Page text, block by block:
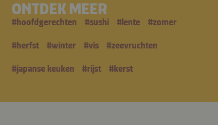
ONTDEK MEER
#hoofdgerechten #sushi #lente #zomer
#herfst #winter #vis #zeevruchten
#japanse keuken #rijst #kerst